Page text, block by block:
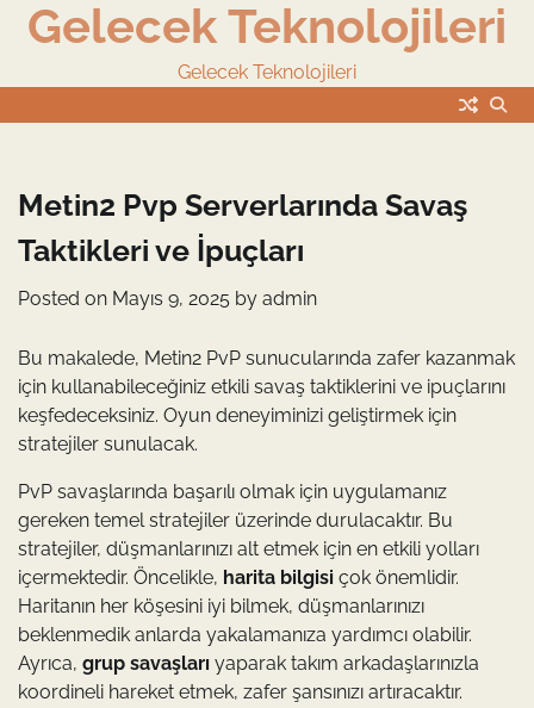
SkipGelecek Teknolojileri
Gelecek Teknolojileri
Metin2 Pvp Serverlarında Savaş
Taktikleri ve İpuçları
Posted on Mayıs 9, 2025 by admin
Bu makalede, Metin2 PvP sunucularında zafer kazanmak
için kullanabileceğiniz etkili savaş taktiklerini ve ipuçlarını
keşfedeceksiniz. Oyun deneyiminizi geliştirmek için
stratejiler sunulacak.
PvP savaşlarında başarılı olmak için uygulamanız
gereken temel stratejiler üzerinde durulacaktır. Bu
stratejiler, düşmanlarınızı alt etmek için en etkili yolları
içermektedir. Öncelikle, harita bilgisi çok önemlidir.
Haritanın her köşesini iyi bilmek, düşmanlarınızı
beklenmedik anlarda yakalamanıza yardımcı olabilir.
Ayrıca, grup savaşları yaparak takım arkadaşlarınızla
koordineli hareket etmek, zafer şansınızı artıracaktır.